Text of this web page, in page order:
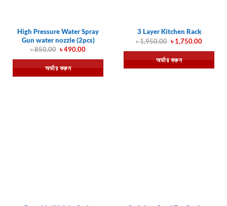
High Pressure Water Spray
Gun water nozzle (2pcs)
৳850.00 Original
was:
৳ 850.00.
৳490.00Current
is:
৳ 490.00.
অর্ডার করুন
3 Layer Kitchen Rack
৳1,950.00 Original
price
was:
৳ 1,950.00.
৳1,750.00Current
is:
৳
অর্ডার করুন